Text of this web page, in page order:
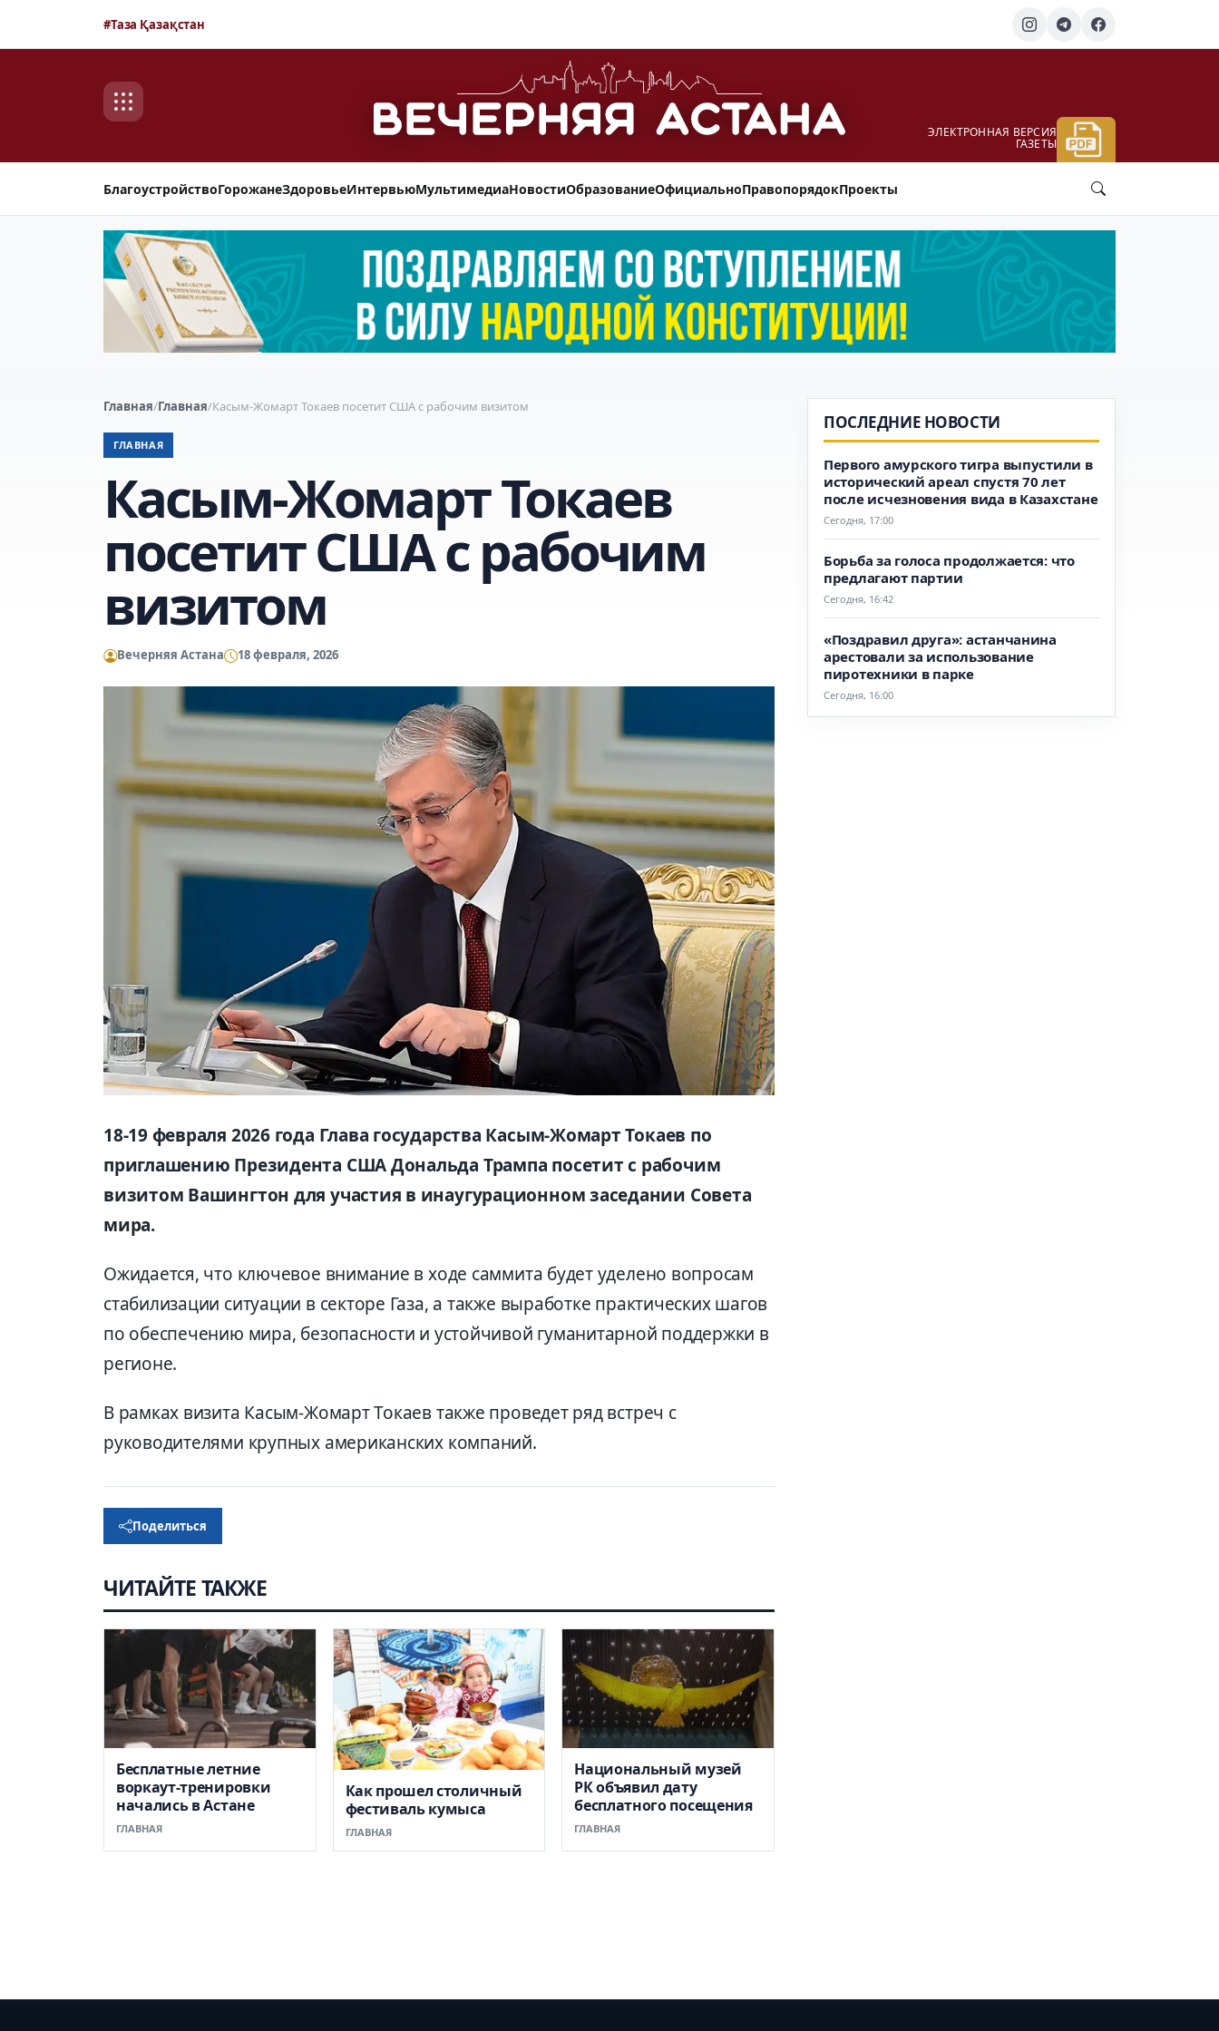
#Таза Қазақстан
ЭЛЕКТРОННАЯ ВЕРСИЯ
ГАЗЕТЫ
БлагоустройствоГорожанеЗдоровьеИнтервьюМультимедиаНовостиОбразованиеОфициальноПравопорядокПроекты
Главная/Главная/Касым-Жомарт Токаев посетит США с рабочим визитом
ГЛАВНАЯ
Касым-Жомарт Токаев
посетит США с рабочим
визитом
Вечерняя Астана 18 февраля, 2026
18-19 февраля 2026 года Глава государства Касым-Жомарт Токаев по
приглашению Президента США Дональда Трампа посетит c рабочим
визитом Вашингтон для участия в инаугурационном заседании Совета
мира.
Ожидается, что ключевое внимание в ходе саммита будет уделено вопросам
стабилизации ситуации в секторе Газа, а также выработке практических шагов
по обеспечению мира, безопасности и устойчивой гуманитарной поддержки в
регионе.
В рамках визита Касым-Жомарт Токаев также проведет ряд встреч с
руководителями крупных американских компаний.
Поделиться
ЧИТАЙТЕ ТАКЖЕ
Бесплатные летние
воркаут-тренировки
начались в Астане
ГЛАВНАЯ
Как прошел столичный
фестиваль кумыса
ГЛАВНАЯ
Национальный музей
РК объявил дату
бесплатного посещения
ГЛАВНАЯ
ПОСЛЕДНИЕ НОВОСТИ
Первого амурского тигра выпустили в
исторический ареал спустя 70 лет
после исчезновения вида в Казахстане
Сегодня, 17:00
Борьба за голоса продолжается: что
предлагают партии
Сегодня, 16:42
«Поздравил друга»: астанчанина
арестовали за использование
пиротехники в парке
Сегодня, 16:00